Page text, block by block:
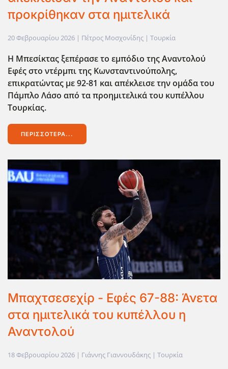
προκρίθηκαν στα ημιτελικά
20 Φεβρουαρίου 2026 | Πέτρος Μοσχονίδης | Τουρκία
Η Μπεσίκτας ξεπέρασε το εμπόδιο της Αναντολού
Εφές στο ντέρμπι της Κωνσταντινούπολης,
επικρατώντας με 92-81 και απέκλεισε την ομάδα του
Πάμπλο Λάσο από τα προημιτελικά του κυπέλλου
Τουρκίας.
ΠΕΡΙΣΣΌΤΕΡΑ...
Μπαχτσεσεχίρ - Εφές 67-88: Άνετα
στα ημιτελικά του κυπέλλου η
Αναντολού
18 Φεβρουαρίου 2026 | Γιάννης Γιαννουδάκης | Τουρκία